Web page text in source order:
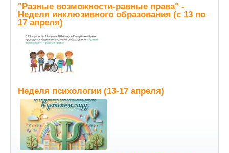
"Разные возможности-равные права" -
Неделя инклюзивного образования (с 13 по
17 апреля)
Неделя психологии (13-17 апреля)